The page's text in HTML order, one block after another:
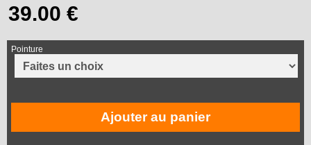
Pointure
Ajouter au panier